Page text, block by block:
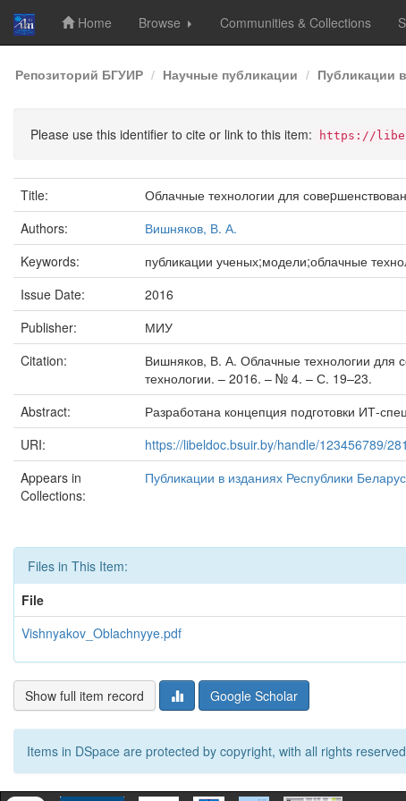
Skip
navigation
Home Browse Communities & Collections
Репозиторий БГУИР Научные публикации Публикации
Please use this identifier to cite or link to this item: https://
Title:
Облачные технологии для
Authors:
Вишняков, В. А.
Keywords:
публикации ученых;модели;облачные
Issue Date:
2016
Publisher:
МИУ
Citation:
Вишняков, В. А. Облачные технологии для
технологии. – 2016. – № 4. – С. 19–23.
Abstract:
Разработана концепция подготовки ИТ-
URI:
https://libeldoc.bsuir.by/handle/123456789/
Appears in
Collections:
Публикации в изданиях Республики
Files in This Item:
File
Vishnyakov_Oblachnyye.pdf
Show full item record Google Scholar
Items in DSpace are protected by copyright, with all rights